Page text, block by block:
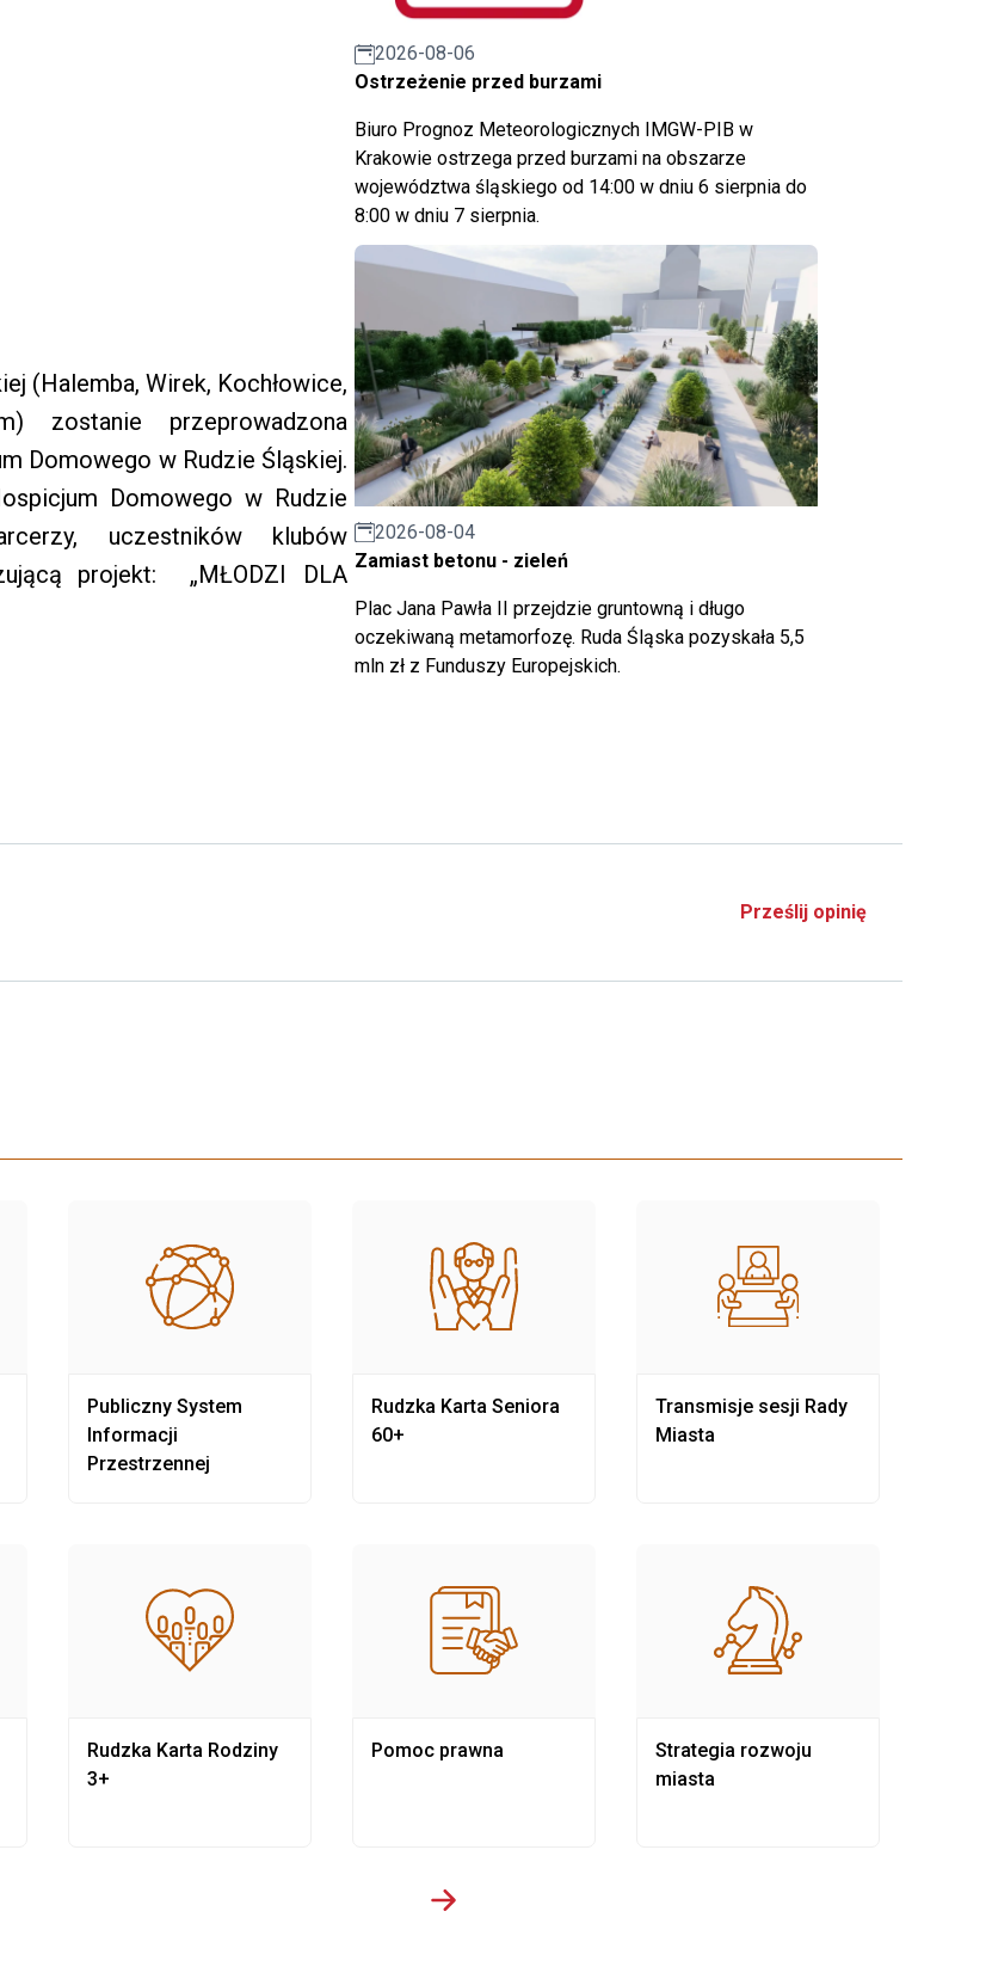
(Halemba, Wirek, Kochłowice,
zostanie przeprowadzona
Domowego w Rudzie Śląskiej.
Domowego w Rudzie
uczestników klubów
projekt: „MŁODZI DLA
2026-08-06
Ostrzeżenie przed burzami
Biuro Prognoz Meteorologicznych IMGW-PIB w
Krakowie ostrzega przed burzami na obszarze
województwa śląskiego od 14:00 w dniu 6 sierpnia do
8:00 w dniu 7 sierpnia.
2026-08-04
Zamiast betonu - zieleń
Plac Jana Pawła II przejdzie gruntowną i długo
oczekiwaną metamorfozę. Ruda Śląska pozyskała 5,5
mln zł z Funduszy Europejskich.
Prześlij opinię
Publiczny System
Informacji
Przestrzennej
Rudzka Karta Rodziny
3+
Rudzka Karta Seniora
60+
Pomoc prawna
Transmisje sesji Rady
Miasta
Strategia rozwoju
miasta